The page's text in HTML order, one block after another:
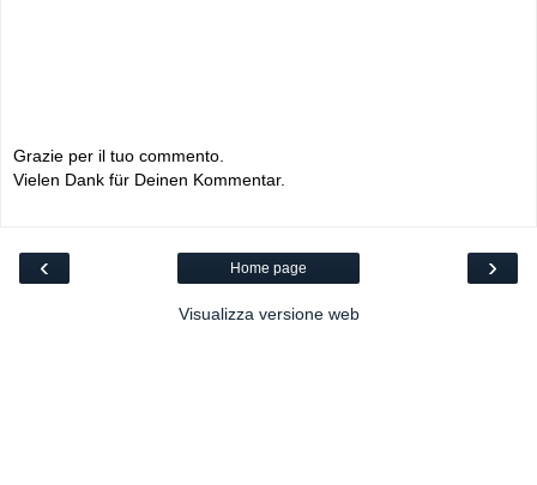
Grazie per il tuo commento.
Vielen Dank für Deinen Kommentar.
‹ ›
Home page
Visualizza versione web